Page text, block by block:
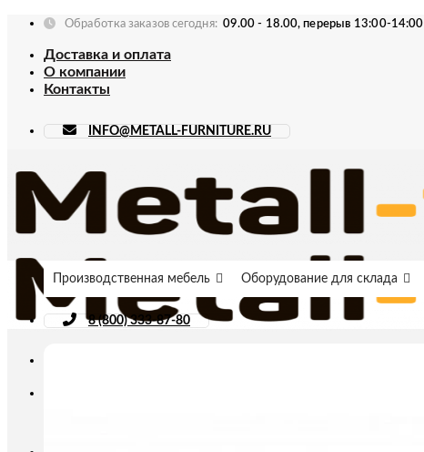
Skip
content
Обработка заказов сегодня: 09.00 - 18.00, перерыв 13:00-14:00
Доставка и оплата
О компании
Контакты
INFO@METALL-FURNITURE.RU
Производственная мебель Оборудование для склада
8 (800) 333-87-80